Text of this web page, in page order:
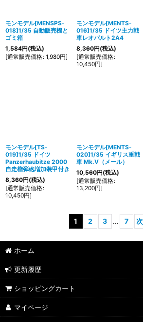
モンモデル[MENSPS-
018]1/35 自動販売機と
ゴミ箱
1,584円(税込)
[通常販売価格: 1,980円]
モンモデル[MENTS-
016]1/35 ドイツ主力戦
車レオパルト2A4
8,360円(税込)
[通常販売価格:
10,450円]
モンモデル[TS-
019]1/35 ドイツ
Panzerhaubitze 2000
自走榴弾砲増加装甲付き
8,360円(税込)
[通常販売価格:
10,450円]
モンモデル[MENTS-
020]1/35 イギリス重戦
車 Mk.V（メール）
10,560円(税込)
[通常販売価格:
13,200円]
1 2 3 ... 7 次
ホーム
更新履歴
ショッピングカート
マイページ